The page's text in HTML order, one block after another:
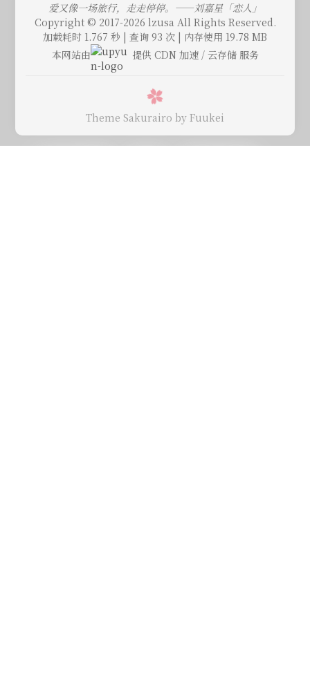
爱又像一场旅行，走走停停。——刘嘉星「恋人」
Copyright © 2017-2026 lzusa All Rights Reserved.
加载耗时 1.767 秒 | 查询 93 次 | 内存使用 19.78 MB
本网站由
提供 CDN 加速 / 云存储 服务
Theme Sakurairo by Fuukei